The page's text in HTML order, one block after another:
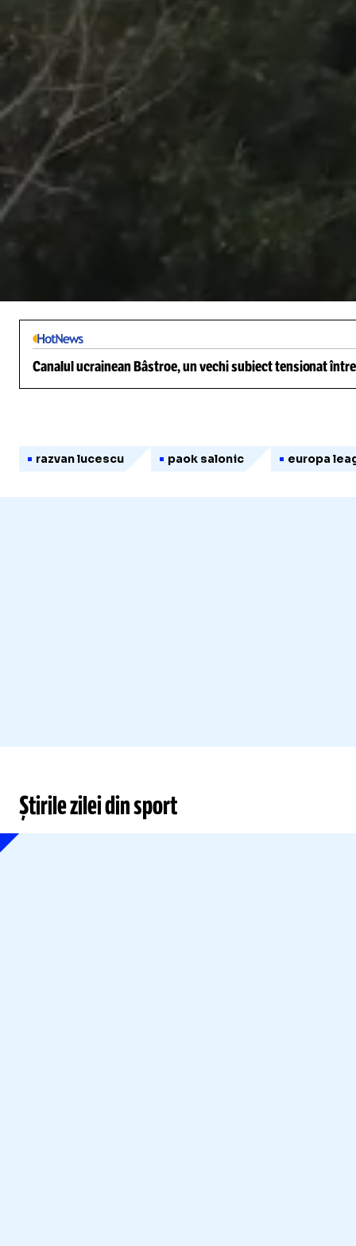
Canalul ucrainean Bâstroe, un vechi subiect tensionat
razvan lucescu paok salonic europa
Știrile zilei din sport